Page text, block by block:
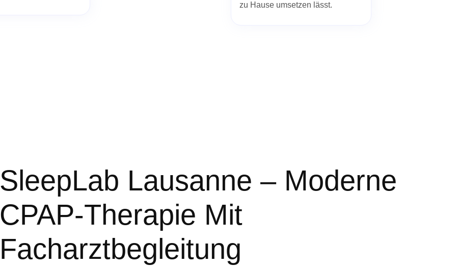
zu Hause umsetzen lässt.
SleepLab Lausanne – Moderne
CPAP-Therapie Mit
Facharztbegleitung